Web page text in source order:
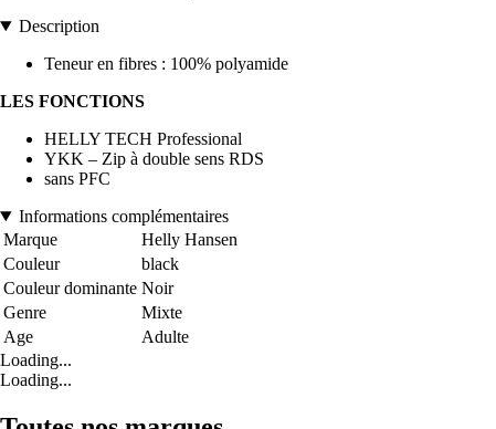
Description
Teneur en fibres : 100% polyamide
LES FONCTIONS
HELLY TECH Professional
YKK – Zip à double sens RDS
sans PFC
Informations complémentaires
Marque
Helly Hansen
Couleur
black
Couleur dominante Noir
Genre
Mixte
Age
Adulte
Loading...
Loading...